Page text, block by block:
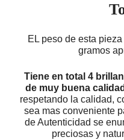
EL peso de esta
gramos
Tiene en total 4
de muy buena calidad
respetando la calidad,
sea mas conveniente
de Autenticidad se
preciosas y